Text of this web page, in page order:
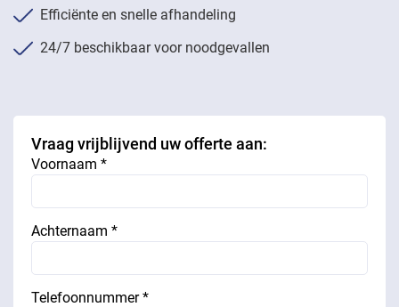
Efficiënte en snelle afhandeling
24/7 beschikbaar voor noodgevallen
Vraag vrijblijvend uw offerte aan:
Voornaam *
Achternaam *
Telefoonnummer *